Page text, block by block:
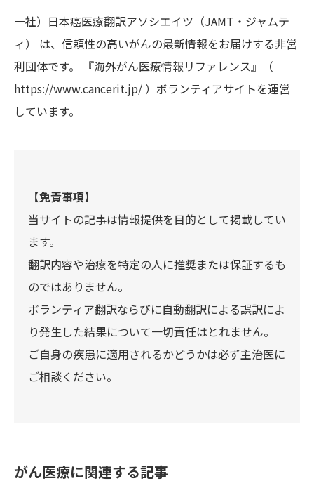
一社）日本癌医療翻訳アソシエイツ（JAMT・ジャムテ
ィ） は、信頼性の高いがんの最新情報をお届けする非営
利団体です。 『海外がん医療情報リファレンス』（
https://www.cancerit.jp/ ）ボランティアサイトを運営
しています。
【免責事項】
当サイトの記事は情報提供を目的として掲載してい
ます。
翻訳内容や治療を特定の人に推奨または保証するも
のではありません。
ボランティア翻訳ならびに自動翻訳による誤訳によ
り発生した結果について一切責任はとれません。
ご自身の疾患に適用されるかどうかは必ず主治医に
ご相談ください。
がん医療に関連する記事